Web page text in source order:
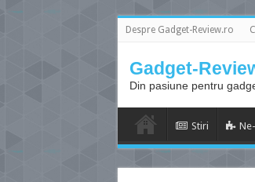
Despre Gadget-Review.ro
Gadget-
Din pasiune pentru
Stiri